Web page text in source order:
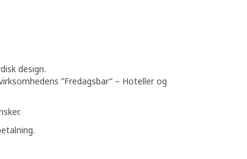
design.
”Fredagsbar” – Hoteller og